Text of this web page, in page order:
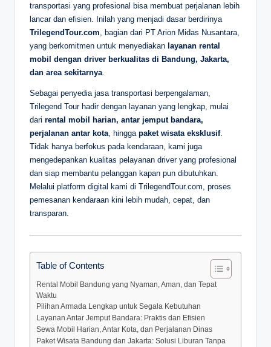
transportasi yang profesional bisa membuat perjalanan lebih
lancar dan efisien. Inilah yang menjadi dasar berdirinya
TrilegendTour.com , bagian dari PT Arion Midas Nusantara,
yang berkomitmen untuk menyediakan layanan rental
mobil dengan driver berkualitas di Bandung, Jakarta,
dan area sekitarnya
Sebagai penyedia jasa transportasi berpengalaman,
Trilegend Tour hadir dengan layanan yang lengkap, mulai
dari rental mobil harian, antar jemput bandara,
perjalanan antar kota , hingga paket wisata eksklusif.
Tidak hanya berfokus pada kendaraan, kami juga
mengedepankan kualitas pelayanan driver yang profesional
dan siap membantu pelanggan kapan pun dibutuhkan.
Melalui platform digital kami di TrilegendTour.com, proses
pemesanan kendaraan kini lebih mudah, cepat, dan
transparan.
Table of Contents
Rental Mobil Bandung yang Nyaman, Aman, dan Tepat
Waktu
Pilihan Armada Lengkap untuk Segala Kebutuhan
Layanan Antar Jemput Bandara: Praktis dan Efisien
Sewa Mobil Harian, Antar Kota, dan Perjalanan Dinas
Paket Wisata Bandung dan Jakarta: Solusi Liburan Tanpa